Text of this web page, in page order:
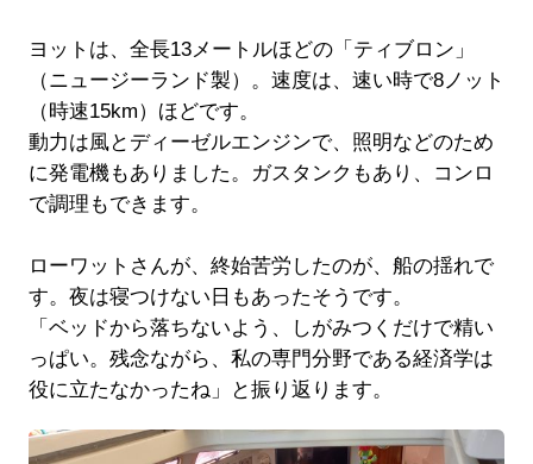
ヨットは、全長13メートルほどの「ティブロン」
（ニュージーランド製）。速度は、速い時で8ノット
（時速15km）ほどです。
動力は風とディーゼルエンジンで、照明などのため
に発電機もありました。ガスタンクもあり、コンロ
で調理もできます。
ローワットさんが、終始苦労したのが、船の揺れで
す。夜は寝つけない日もあったそうです。
「ベッドから落ちないよう、しがみつくだけで精い
っぱい。残念ながら、私の専門分野である経済学は
役に立たなかったね」と振り返ります。